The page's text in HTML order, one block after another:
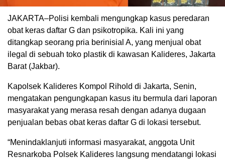
JAKARTA–Polisi kembali mengungkap kasus peredaran
obat keras daftar G dan psikotropika. Kali ini yang
ditangkap seorang pria berinisial A, yang menjual obat
ilegal di sebuah toko plastik di kawasan Kalideres, Jakarta
Barat (Jakbar).
Kapolsek Kalideres Kompol Rihold di Jakarta, Senin,
mengatakan pengungkapan kasus itu bermula dari laporan
masyarakat yang merasa resah dengan adanya dugaan
penjualan bebas obat keras daftar G di lokasi tersebut.
“Menindaklanjuti informasi masyarakat, anggota Unit
Resnarkoba Polsek Kalideres langsung mendatangi lokasi